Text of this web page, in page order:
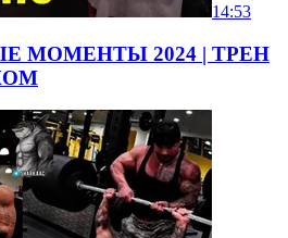
14:53
МОМЕНТЫ 2024 | ТРЕН